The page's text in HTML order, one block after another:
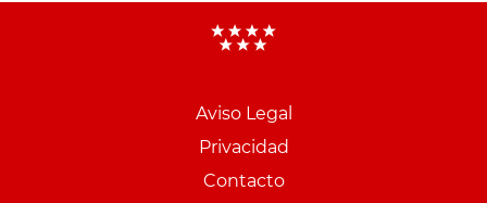
Aviso Legal
Privacidad
Contacto